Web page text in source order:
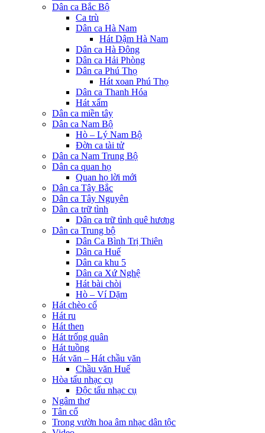
Dân ca Bắc Bộ
Ca trù
Dân ca Hà Nam
Hát Dậm Hà Nam
Dân ca Hà Đông
Dân ca Hải Phòng
Dân ca Phú Thọ
Hát xoan Phú Thọ
Dân ca Thanh Hóa
Hát xẩm
Dân ca miền tây
Dân ca Nam Bộ
Hò – Lý Nam Bộ
Đờn ca tài tử
Dân ca Nam Trung Bộ
Dân ca quan họ
Quan họ lời mới
Dân ca Tây Bắc
Dân ca Tây Nguyên
Dân ca trữ tình
Dân ca trữ tình quê hương
Dân ca Trung bộ
Dân Ca Bình Trị Thiên
Dân ca Huế
Dân ca khu 5
Dân ca Xứ Nghệ
Hát bài chòi
Hò – Ví Dặm
Hát chèo cổ
Hát ru
Hát then
Hát trống quân
Hát tuồng
Hát văn – Hát chầu văn
Chầu văn Huế
Hòa tấu nhạc cụ
Độc tấu nhạc cụ
Ngâm thơ
Tân cổ
Trong vườn hoa âm nhạc dân tộc